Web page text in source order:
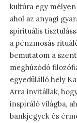
kultúra egy
ahol az anyagi
spirituális
a pénzmosás
bemutatom a
meghúzódó
egyedülálló hely
Arra invitállak,
inspiráló világba,
bankjegyek és